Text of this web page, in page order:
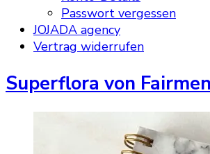
Passwort vergessen
JOJADA agency
Vertrag widerrufen
Superflora von